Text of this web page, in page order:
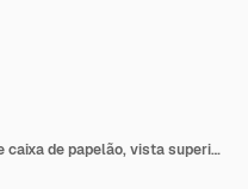
Kit de adesivos em maquete de caixa de papelão, vista superior